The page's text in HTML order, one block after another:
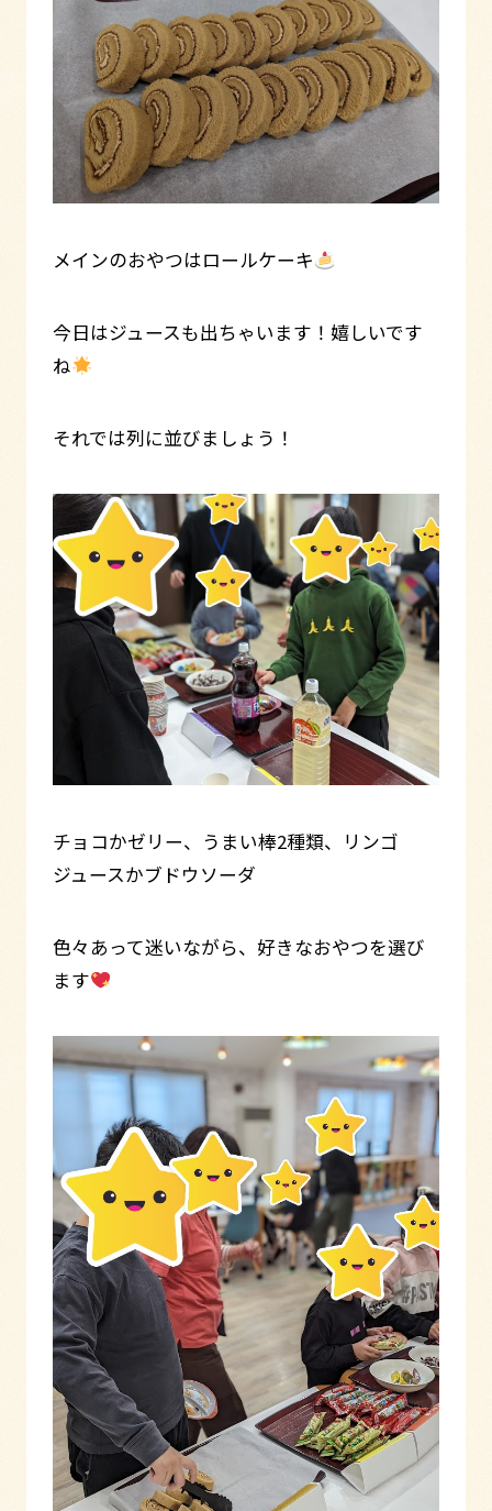
メインのおやつはロールケーキ
今日はジュースも出ちゃいます！嬉しいです
ね
それでは列に並びましょう！
チョコかゼリー、うまい棒2種類、リンゴ
ジュースかブドウソーダ
色々あって迷いながら、好きなおやつを選び
ます